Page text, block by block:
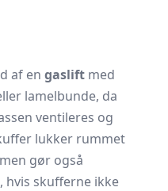
af en gaslift med
lamelbunde, da
ventileres og
lukker rummet
gør også
hvis skufferne ikke